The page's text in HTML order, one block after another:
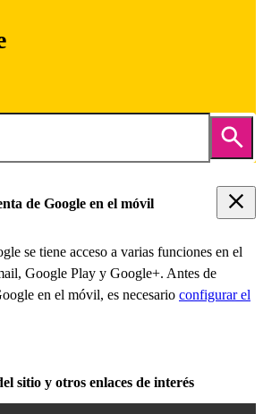
de Google en el móvil
se tiene acceso a varias funciones en el
Google Play y Google+. Antes de
en el móvil, es necesario configurar el
sitio y otros enlaces de interés